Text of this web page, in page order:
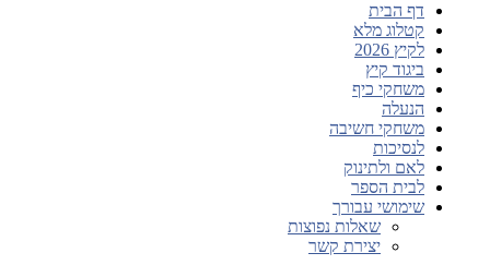
דף הבית
קטלוג מלא
לקיץ 2026
ביגוד קיץ
משחקי כיף
הנעלה
משחקי חשיבה
לנסיכות
לאם ולתינוק
לבית הספר
שימושי עבורך
שאלות נפוצות
יצירת קשר